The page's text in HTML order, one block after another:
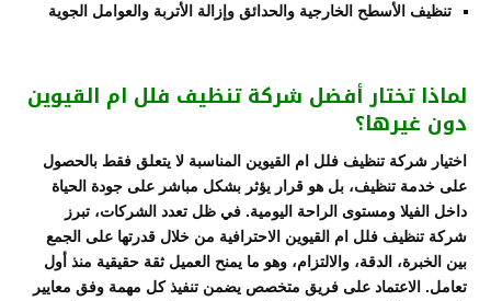
تنظيف الأسطح الخارجية والحدائق وإزالة الأتربة والعوامل الجوية
لماذا تختار أفضل شركة تنظيف فلل ام القيوين
دون غيرها؟
اختيار شركة تنظيف فلل ام القيوين المناسبة لا يتعلق فقط بالحصول
على خدمة تنظيف، بل هو قرار يؤثر بشكل مباشر على جودة الحياة
داخل الفيلا ومستوى الراحة اليومية. في ظل تعدد الشركات، تبرز
شركة تنظيف فلل ام القيوين الاحترافية من خلال قدرتها على الجمع
بين الخبرة، الدقة، والالتزام، وهو ما يمنح العميل ثقة حقيقية منذ أول
تعامل. الاعتماد على فريق متخصص يضمن تنفيذ كل مهمة وفق معايير